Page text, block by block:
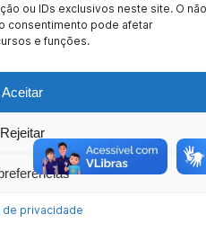
ou IDs exclusivos neste site. O não
consentimento pode afetar
e funções.
Aceitar
Rejeitar
de privacidade